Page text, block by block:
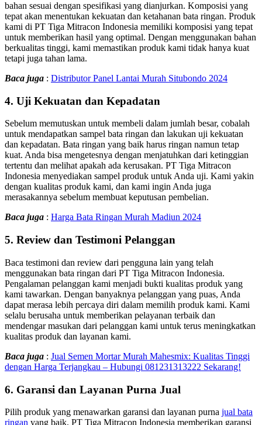
bahan sesuai dengan spesifikasi yang dianjurkan. Komposisi yang
tepat akan menentukan kekuatan dan ketahanan bata ringan. Produk
kami di PT Tiga Mitracon Indonesia memiliki komposisi yang tepat
untuk memberikan hasil yang optimal. Dengan menggunakan bahan
berkualitas tinggi, kami memastikan produk kami tidak hanya kuat
tetapi juga tahan lama.
Baca juga : Distributor Panel Lantai Murah Situbondo 2024
4. Uji Kekuatan dan Kepadatan
Sebelum memutuskan untuk membeli dalam jumlah besar, cobalah
untuk mendapatkan sampel bata ringan dan lakukan uji kekuatan
dan kepadatan. Bata ringan yang baik harus ringan namun tetap
kuat. Anda bisa mengetesnya dengan menjatuhkan dari ketinggian
tertentu dan melihat apakah ada kerusakan. PT Tiga Mitracon
Indonesia menyediakan sampel produk untuk Anda uji. Kami yakin
dengan kualitas produk kami, dan kami ingin Anda juga
merasakannya sebelum membuat keputusan pembelian.
Baca juga : Harga Bata Ringan Murah Madiun 2024
5. Review dan Testimoni Pelanggan
Baca testimoni dan review dari pengguna lain yang telah
menggunakan bata ringan dari PT Tiga Mitracon Indonesia.
Pengalaman pelanggan kami menjadi bukti kualitas produk yang
kami tawarkan. Dengan banyaknya pelanggan yang puas, Anda
dapat merasa lebih percaya diri dalam memilih produk kami. Kami
selalu berusaha untuk memberikan pelayanan terbaik dan
mendengar masukan dari pelanggan kami untuk terus meningkatkan
kualitas produk dan layanan kami.
Baca juga : Jual Semen Mortar Murah Mahesmix: Kualitas Tinggi
dengan Harga Terjangkau – Hubungi 081231313222 Sekarang!
6. Garansi dan Layanan Purna Jual
Pilih produk yang menawarkan garansi dan layanan purna jual bata
ringan yang baik. PT Tiga Mitracon Indonesia memberikan garansi